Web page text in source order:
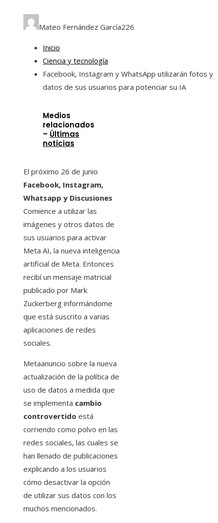
Mateo Fernández García226
Inicio
Ciencia y tecnología
Facebook, Instagram y WhatsApp utilizarán fotos y
datos de sus usuarios para potenciar su IA
Medios
relacionados
– Últimas
noticias
El próximo 26 de junio
Facebook, Instagram,
Whatsapp y Discusiones
Comience a utilizar las
imágenes y otros datos de
sus usuarios para activar
Meta AI, la nueva inteligencia
artificial de Meta. Entonces
recibí un mensaje matricial
publicado por Mark
Zuckerberg informándome
que está suscrito a varias
aplicaciones de redes
sociales.
Metaanuncio sobre la nueva
actualización de la política de
uso de datos a medida que
se implementa cambio
controvertido está
corriendo como polvo en las
redes sociales, las cuales se
han llenado de publicaciones
explicando a los usuarios
cómo desactivar la opción
de utilizar sus datos con los
muchos mencionados.